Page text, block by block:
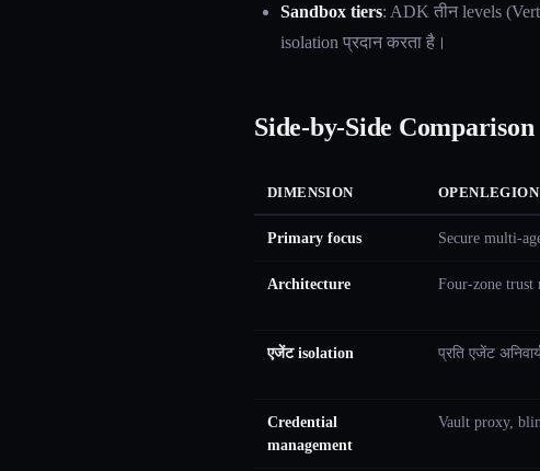
Sandbox tiers: ADK तीन levels
isolation प्रदान करता है।
Side-by-Side Comparison
DIMENSION OPENLEGION
Primary focus Secure multi-
Architecture Four-zone trust
एजेंट isolation प्रति एजेंट
Credential
management
Vault proxy,